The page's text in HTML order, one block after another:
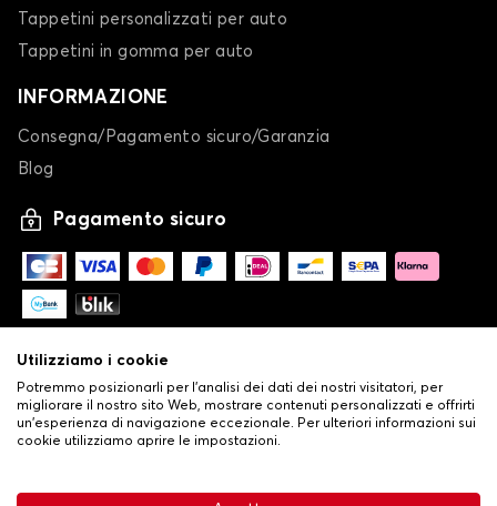
Tappetini personalizzati per auto
Tappetini in gomma per auto
INFORMAZIONE
Consegna/Pagamento sicuro/Garanzia
Blog
Pagamento sicuro
Condizioni generali di vendita•
Utilizziamo i cookie
Potremmo posizionarli per l'analisi dei dati dei nostri visitatori, per
migliorare il nostro sito Web, mostrare contenuti personalizzati e offrirti
un'esperienza di navigazione eccezionale. Per ulteriori informazioni sui
cookie utilizziamo aprire le impostazioni.